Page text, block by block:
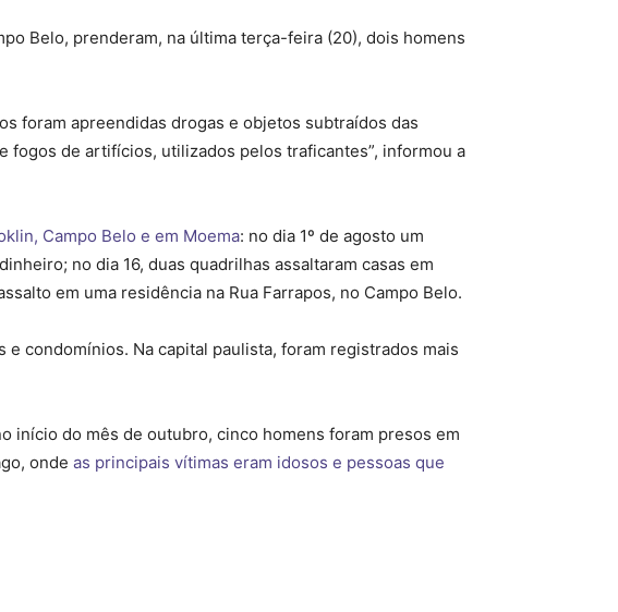
Belo, prenderam, na última terça-feira (20), dois homens
foram apreendidas drogas e objetos subtraídos das
fogos de artifícios, utilizados pelos traficantes”, informou a
Campo Belo e em Moema: no dia 1º de agosto um
no dia 16, duas quadrilhas assaltaram casas em
em uma residência na Rua Farrapos, no Campo Belo.
condomínios. Na capital paulista, foram registrados mais
início do mês de outubro, cinco homens foram presos em
onde as principais vítimas eram idosos e pessoas que